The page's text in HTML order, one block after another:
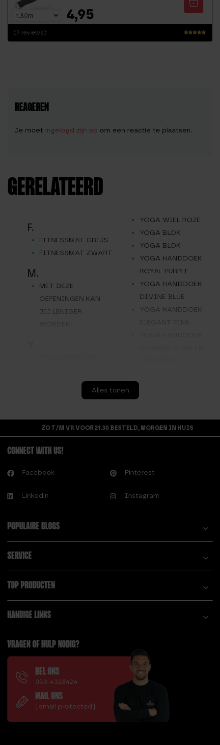
Waarderin
(7 reviews)
4,95
REAGEREN
Je moet ingelogd zijn op om een reactie te plaatsen.
GERELATEERD
F.
FITNESSMAT GRIJS
FITNESSMAT ZWART
M.
MET DEZE
OEFENINGEN KAN
JIJ LENIGER
YOGA WHEEL
OEFENINGEN;
HET YOGA WIEL
YOGA WIEL ROZE
YOGA BLOK
YOGA BLOK
YOGA HANDDOEK
ROYAL PURPLE
YOGA HANDDOEK
DIVINE BLUE
YOGA HANDDOEK
YOGA WHEEL
YOGAMAT DELUXE
YOGAMAT ART
YOGAMAT KURK
Alles tonen
ZO T/M VR VOOR 21.30 BESTELD, MORGEN IN HUIS
CONNECT WITH US!
Facebook Pinterest
Linkedin Instagram
POPULAIRE BLOGS
SERVICE
TOP PRODUCTEN
HANDIGE LINKS
VRAGEN OF HULP NODIG?
BEL ONS
053-4328424
MAIL ONS
[email protected]